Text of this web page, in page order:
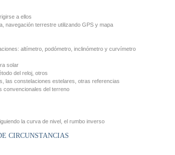
a ellos
navegación terrestre utilizando GPS y mapa
altímetro, podómetro, inclinómetro y curvímetro
solar
del reloj, otros
las constelaciones estelares, otras referencias
convencionales del terreno
la curva de nivel, el rumbo inverso
CIRCUNSTANCIAS